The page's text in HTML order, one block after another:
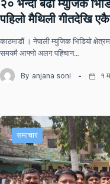
२० भन्दा बढी म्युजिक
पहिलो मैथिली गीतदेखि
काठमाडौं । नेपाली म्युजिक भिडियो
समयमै आफ्नो अलग पहिचान…
By anjana soni १
समाचार